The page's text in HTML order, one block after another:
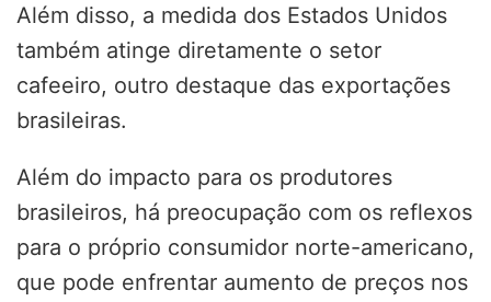
Além disso, a medida dos Estados Unidos
também atinge diretamente o setor
cafeeiro, outro destaque das exportações
brasileiras.
Além do impacto para os produtores
brasileiros, há preocupação com os reflexos
para o próprio consumidor norte-americano,
que pode enfrentar aumento de preços nos